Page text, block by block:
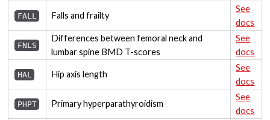
FALL Falls and frailty
See
docs
FNLS
Differences between femoral neck and
lumbar spine BMD T-scores
See
docs
HAL Hip axis length
See
docs
PHPT Primary hyperparathyroidism
See
docs